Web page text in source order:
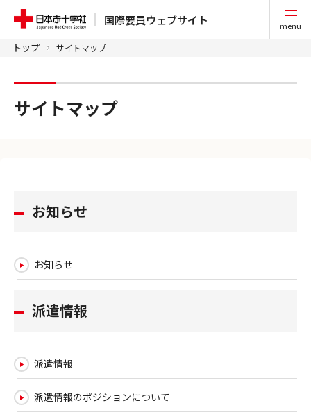
国際要員ウェブサイト menu
トップ サイトマップ
サイトマップ
お知らせ
お知らせ
派遣情報
派遣情報
派遣情報のポジションについて